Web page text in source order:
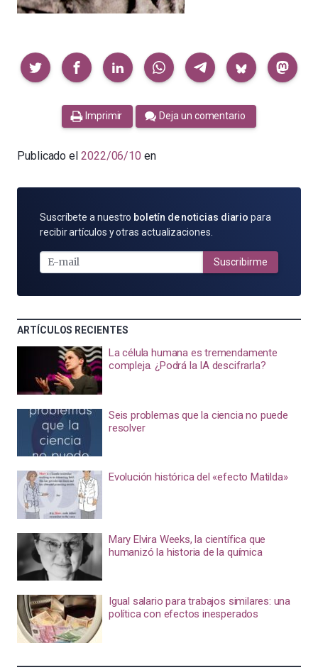
Compartir
Imprimir Deja un comentario
Publicado el 2022/06/10 en
SUSCRÍBETE
POR
MAIL
Suscríbete a nuestro boletín de noticias diario para
recibir artículos y otras actualizaciones.
Suscribirme
ARTÍCULOS RECIENTES
La célula humana es tremendamente
compleja. ¿Podrá la IA descifrarla?
Seis problemas que la ciencia no puede
resolver
Evolución histórica del «efecto Matilda»
Mary Elvira Weeks, la científica que
humanizó la historia de la química
Igual salario para trabajos similares: una
política con efectos inesperados